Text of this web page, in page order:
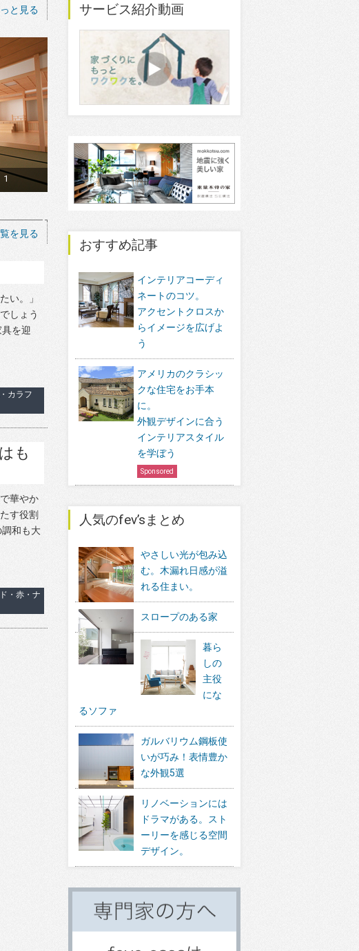
と見る
1
を見る
い。」
しょう
を迎
カラフ
も
華やか
す役割
和も大
・赤・ナ
サービス紹介動画
おすすめ記事
インテリアコーディ
ネートのコツ。
アクセントクロスか
らイメージを広げよ
う
アメリカのクラシッ
クな住宅をお手本
に。
外観デザインに合う
インテリアスタイル
を学ぼう
Sponsored
人気のfev’sまとめ
やさしい光が包み込
む。木漏れ日感が溢
れる住まい。
スロープのある家
暮ら
しの
主役
にな
るソファ
ガルバリウム鋼板使
いが巧み！表情豊か
な外観5選
リノベーションには
ドラマがある。スト
ーリーを感じる空間
デザイン。